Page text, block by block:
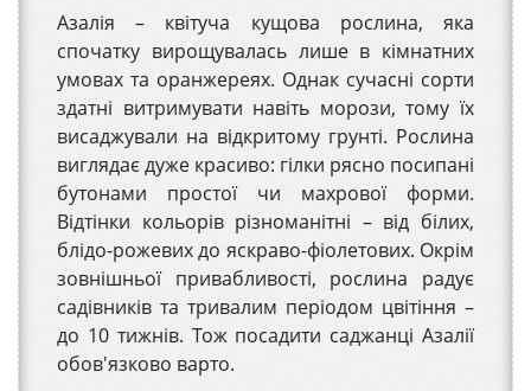
Азалія – квітуча кущова рослина, яка
спочатку вирощувалась лише в кімнатних
умовах та оранжереях. Однак сучасні сорти
здатні витримувати навіть морози, тому їх
висаджували на відкритому грунті. Рослина
виглядає дуже красиво: гілки рясно посипані
бутонами простої чи махрової форми.
Відтінки кольорів різноманітні – від білих,
блідо-рожевих до яскраво-фіолетових. Окрім
зовнішньої привабливості, рослина радує
садівників та тривалим періодом цвітіння –
до 10 тижнів. Тож посадити саджанці Азалії
обов'язково варто.